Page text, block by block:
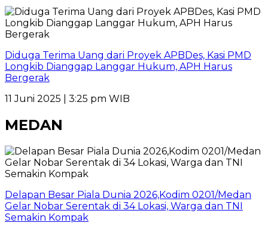
Diduga Terima Uang dari Proyek APBDes, Kasi PMD
Longkib Dianggap Langgar Hukum, APH Harus
Bergerak
11 Juni 2025 | 3:25 pm WIB
MEDAN
Delapan Besar Piala Dunia 2026,Kodim 0201/Medan
Gelar Nobar Serentak di 34 Lokasi, Warga dan TNI
Semakin Kompak